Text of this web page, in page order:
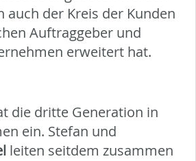
auch der Kreis der Kunden
Auftraggeber und
erweitert hat.
die dritte Generation in
ein. Stefan und
leiten seitdem zusammen